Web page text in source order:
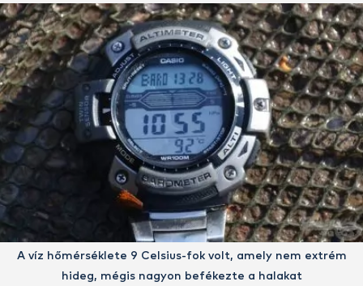
A víz hőmérséklete 9 Celsius-fok volt, amely nem extrém
hideg, mégis nagyon befékezte a halakat